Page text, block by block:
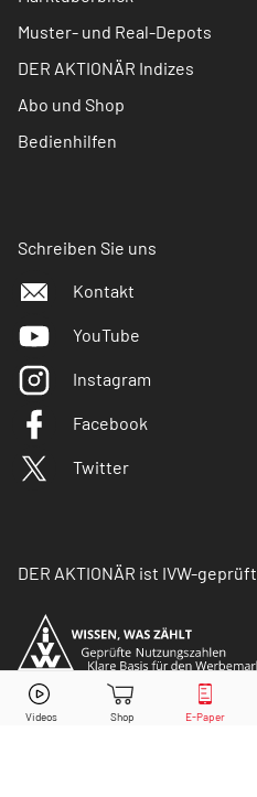
Apple Aktie jetzt handeln?
Muster- und Real-Depots
DER AKTIONÄR Indizes
Abo und Shop
Bedienhilfen
Schreiben Sie uns
Kontakt
YouTube
Instagram
Facebook
Twitter
DER AKTIONÄR ist IVW-geprüft